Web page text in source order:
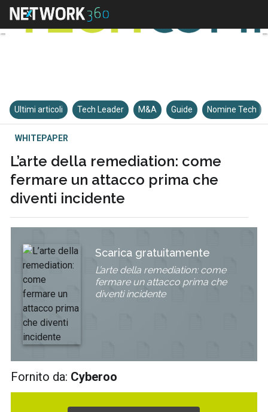
Ultimi articoli Tech Leader M&A Guide Nomine Tech
WHITEPAPER
L’arte della remediation: come
fermare un attacco prima che
diventi incidente
Scarica gratuitamente
L’arte della remediation: come
fermare un attacco prima che
diventi incidente
Fornito da: Cyberoo